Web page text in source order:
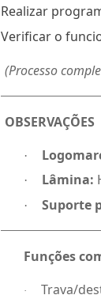
Realizar
Verificar o
(Processo
OBSERVAÇÕES
·
·
Lâmina:
· Suporte
Funções
·
Trava/